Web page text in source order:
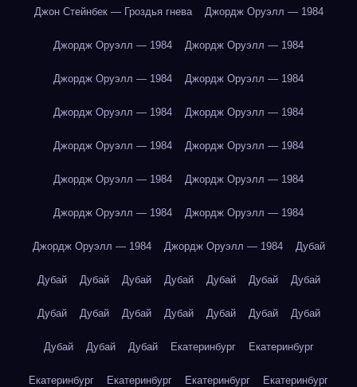
Джон Стейнбек — Гроздья гнева Джордж Оруэлл — 1984
Джордж Оруэлл — 1984 Джордж Оруэлл — 1984
Джордж Оруэлл — 1984 Джордж Оруэлл — 1984
Джордж Оруэлл — 1984 Джордж Оруэлл — 1984
Джордж Оруэлл — 1984 Джордж Оруэлл — 1984
Джордж Оруэлл — 1984 Джордж Оруэлл — 1984
Джордж Оруэлл — 1984 Джордж Оруэлл — 1984
Джордж Оруэлл — 1984 Джордж Оруэлл — 1984 Дубай
Дубай Дубай Дубай Дубай Дубай Дубай Дубай
Дубай Дубай Дубай Дубай Дубай Дубай Дубай
Дубай Дубай Дубай Екатеринбург Екатеринбург
Екатеринбург Екатеринбург Екатеринбург Екатеринбург